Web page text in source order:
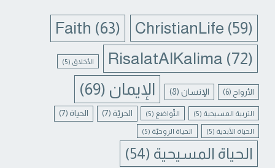
ChristianLife (59)
Faith (63)
RisalatAlKalima (72) الأخلاق (5)
الأرواح (6) الإنسان(8) الإيمان (69)
التربية المسيحية (5) التّواضع (5) الحريّة (7) الحياة (7)
الحياة الأبدية (5) الحياة الروحيّة (5)
الحياة المسيحية (54)